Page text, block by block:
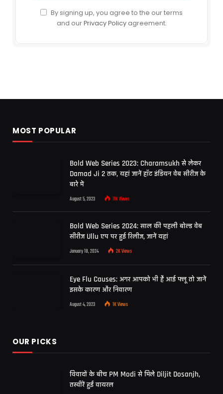
By signing up, you agree to the our terms
and ourPrivacy Policyagreement.
MOST POPULAR
Bold Web Series 2023: Charamsukh से लेकर
Damad Ji 2 तक, यहां जानें हॉट इंडियन वेब सीरीज के
बारे में
August 5, 2023 11KViews
Bold Web Series 2024: साल की पहली बोल्ड वेब
सीरीज Ullu एप पर हुई रिलीज, जानें यहां
January 18, 2024 2KViews
Eye Flu Causes: अगर आपको भी है आई फ्लू तो जानें
इसके कारण और निवारण
August 4, 2023 1KViews
OUR PICKS
विवादों के बीच PM Modi से मिले Diljit Dosanjh,
तस्वीरें हुईं वायरल